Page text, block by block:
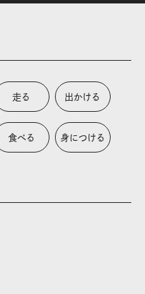
走る 出かける
食べる 身につける